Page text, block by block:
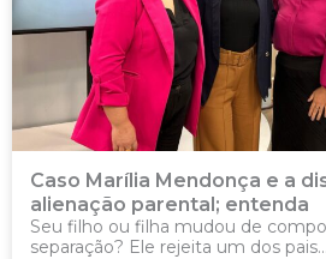
Caso Marília Mendonça e a
alienação parental; entenda
Seu filho ou filha mudou de
separação? Ele rejeita um dos pais...